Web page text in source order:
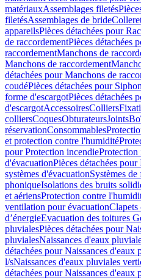
matériauxAssemblages filetés
filetésAssemblages de bride
appareilsPièces détachées pour
de raccordementPièces détachées
raccordementManchons de
Manchons de raccordement
détachées pour Manchons de
coudéPièces détachées pour
forme d'escargotPièces détachées
d'escargotAccessoiresColliers
colliersCoquesObturateursJoints
réservationConsommables
et protection contre l'humidité
pour Protection incendieProtection
d'évacuationPièces détachées
systèmes d'évacuationSystèmes
phoniqueIsolations des bruits
et aériensProtection contre
ventilation pour évacuationClapets
d’énergieEvacuation des toitures
pluvialesPièces détachées pour
pluvialesNaissances d'eaux
détachées pour Naissances d'eaux
l/sNaissances d'eaux pluviales
détachées pour Naissances